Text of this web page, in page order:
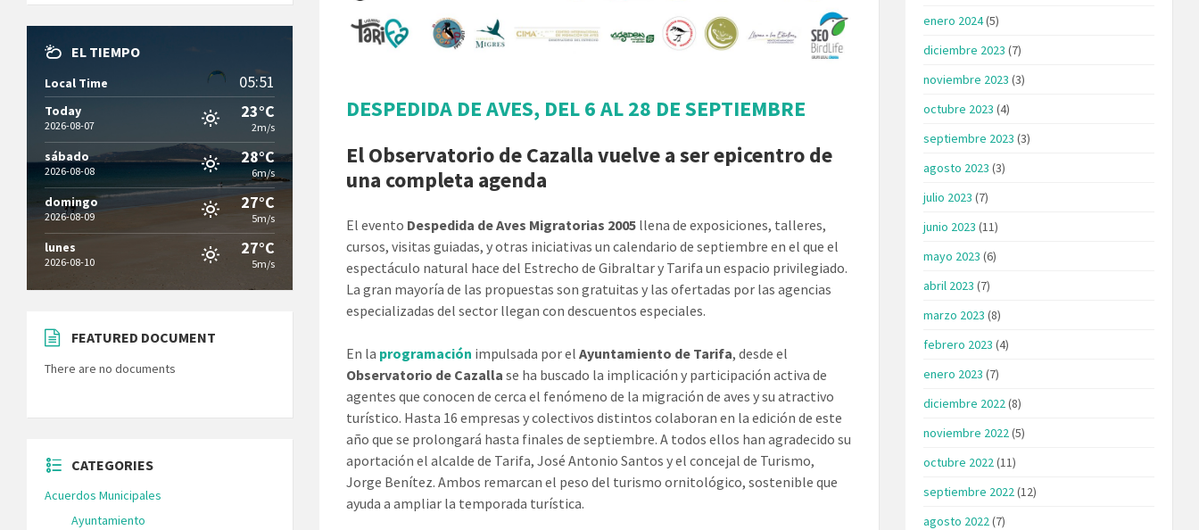
DESPEDIDA DE AVES, DEL 6 AL 28 DE SEPTIEMBRE
El Observatorio de Cazalla vuelve a ser epicentro de
una completa agenda
El evento Despedida de Aves Migratorias 2005 llena de exposiciones, talleres,
cursos, visitas guiadas, y otras iniciativas un calendario de septiembre en el que el
espectáculo natural hace del Estrecho de Gibraltar y Tarifa un espacio privilegiado.
La gran mayoría de las propuestas son gratuitas y las ofertadas por las agencias
especializadas del sector llegan con descuentos especiales.
En la programación impulsada por elAyuntamiento de Tarifa, desde el
Observatorio de Cazalla se ha buscado la implicación y participación activa de
agentes que conocen de cerca el fenómeno de la migración de aves y su atractivo
turístico. Hasta 16 empresas y colectivos distintos colaboran en la edición de este
año que se prolongará hasta finales de septiembre. A todos ellos han agradecido su
aportación el alcalde de Tarifa, José Antonio Santos y el concejal de Turismo,
Jorge Benítez. Ambos remarcan el peso del turismo ornitológico, sostenible que
ayuda a ampliar la temporada turística.
EL TIEMPO
Local Time 05:51
Today
2026-08-07
23°C
2m/s
sábado
2026-08-08
28°C
6m/s
domingo
2026-08-09
27°C
5m/s
lunes
2026-08-10
27°C
5m/s
FEATURED DOCUMENT
There are no documents
CATEGORIES
Acuerdos Municipales
Ayuntamiento
enero 2024(5)
diciembre 2023 (7)
noviembre 2023 (3)
octubre 2023 (4)
septiembre 2023 (3)
agosto 2023 (3)
julio 2023 (7)
junio 2023 (11)
mayo 2023 (6)
abril 2023 (7)
marzo 2023 (8)
febrero 2023 (4)
enero 2023 (7)
diciembre 2022 (8)
noviembre 2022 (5)
octubre 2022 (11)
septiembre 2022 (12)
agosto 2022 (7)